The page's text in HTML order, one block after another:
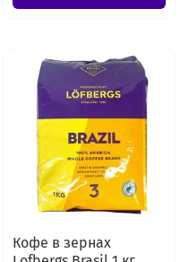
Кофе в зернах